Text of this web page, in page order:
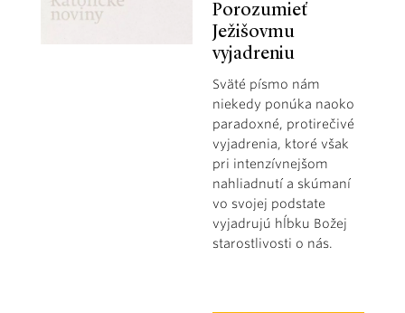
Porozumieť
Ježišovmu
vyjadreniu
Sväté písmo nám
niekedy ponúka naoko
paradoxné, protirečivé
vyjadrenia, ktoré však
pri intenzívnejšom
nahliadnutí a skúmaní
vo svojej podstate
vyjadrujú hĺbku Božej
starostlivosti o nás.